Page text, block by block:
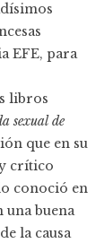
EFE, para
libros
sexual de
que en su
crítico
conoció en
buena
la causa